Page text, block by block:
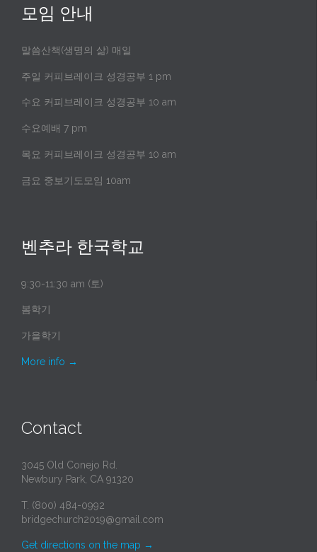
모임 안내
말씀산책(생명의 삶) 매일
주일 커피브레이크 성경공부 1 pm
수요 커피브레이크 성경공부 10 am
수요예배 7 pm
목요 커피브레이크 성경공부 10 am
금요 중보기도모임 10am
벤추라 한국학교
9:30-11:30 am (토)
봄학기
가을학기
More info →
Contact
3045 Old Conejo Rd.
Newbury Park, CA 91320
T. (800) 484-0992
bridgechurch2019@gmail.com
Get directions on the map →